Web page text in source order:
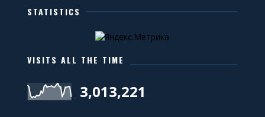
STATISTICS
VISITS ALL THE TIME
3,013,221